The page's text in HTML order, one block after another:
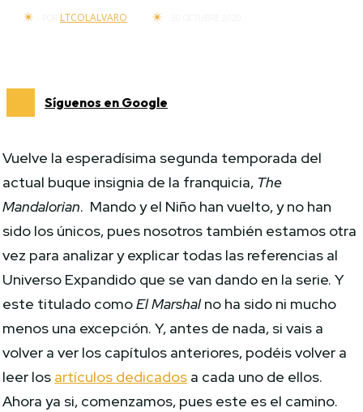
LTCOLALVARO
Síguenos en Google
Vuelve la esperadísima segunda temporada del
actual buque insignia de la franquicia, The
Mandalorian. Mando y el Niño han vuelto, y no han
sido los únicos, pues nosotros también estamos otra
vez para analizar y explicar todas las referencias al
Universo Expandido que se van dando en la serie. Y
este titulado comoEl Marshalno ha sido ni mucho
menos una excepción. Y, antes de nada, si vais a
volver a ver los capítulos anteriores, podéis volver a
leer los artículos dedicados a cada uno de ellos.
Ahora ya si, comenzamos, pues este es el camino.